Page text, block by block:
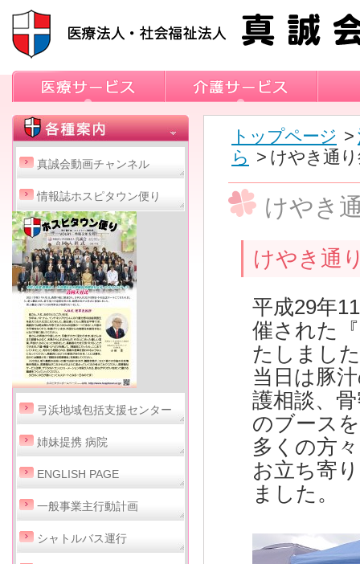
真誠会動画チャンネル
情報誌ホスピタウン便り
弓浜地域包括支援センター
姉妹提携 病院
ENGLISH PAGE
一般事業主行動計画
シャトルバス運行
トップページ >
ら > けやき通
けやき
けやき通
平成29年
催された
たしまし
当日は豚
護相談、
のブース
多くの方
お立ち寄
ました。